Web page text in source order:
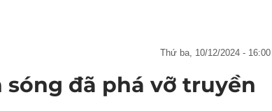
thứ ba, 10/12/2024 - 16:00
sóng đã phá vỡ truyền